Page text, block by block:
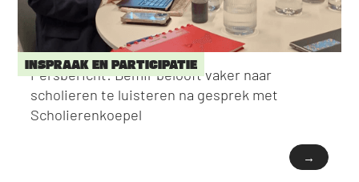
INSPRAAK EN PARTICIPATIE
Persbericht: Demir belooft vaker naar
scholieren te luisteren na gesprek met
Scholierenkoepel
→